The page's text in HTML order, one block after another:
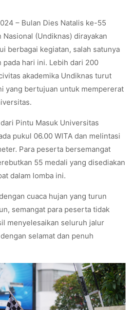
– Bulan Dies Natalis ke-55
(Undiknas) dirayakan
berbagai kegiatan, salah satunya
pada hari ini. Lebih dari 200
akademika Undiknas turut
yang bertujuan untuk mempererat
Pintu Masuk Universitas
pukul 06.00 WITA dan melintasi
Para peserta bersemangat
55 medali yang disediakan
dalam lomba ini.
cuaca hujan yang turun
semangat para peserta tidak
menyelesaikan seluruh jalur
selamat dan penuh